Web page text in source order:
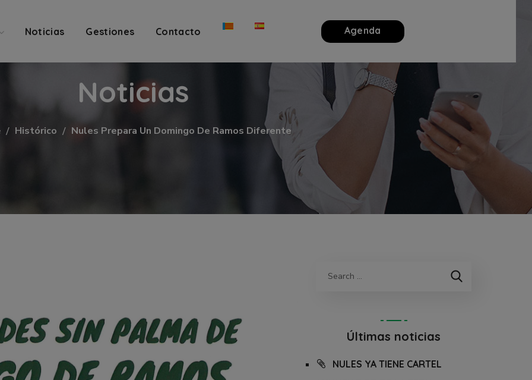
Noticias Gestiones Contacto Agenda
Noticias
Histórico Nules Prepara Un Domingo De Ramos Diferente
Últimas noticias
NULES YA TIENE CARTEL